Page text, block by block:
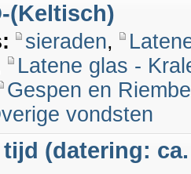
(Keltisch)
sieraden,
Latene glas -
Gespen en
vondsten
(datering: ca.